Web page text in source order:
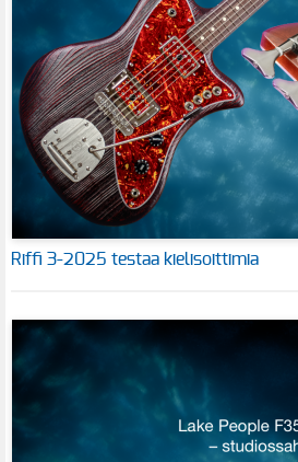
Riffi 3-2025 testaa kielisoittimia